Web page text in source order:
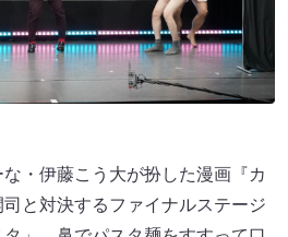
・伊藤こう大が扮した漫画『カ
と対決するファイナルステージ